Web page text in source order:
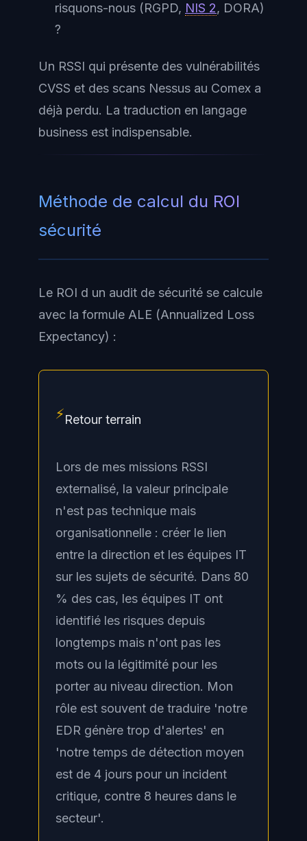
risquons-nous (RGPD, NIS 2, DORA)
?
Un RSSI qui présente des vulnérabilités
CVSS et des scans Nessus au Comex a
déjà perdu. La traduction en langage
business est indispensable.
Méthode de calcul du ROI
sécurité
Le ROI d un audit de sécurité se calcule
avec la formule ALE (Annualized Loss
Expectancy) :
⚡Retour terrain
Lors de mes missions RSSI
externalisé, la valeur principale
n'est pas technique mais
organisationnelle : créer le lien
entre la direction et les équipes IT
sur les sujets de sécurité. Dans 80
% des cas, les équipes IT ont
identifié les risques depuis
longtemps mais n'ont pas les
mots ou la légitimité pour les
porter au niveau direction. Mon
rôle est souvent de traduire 'notre
EDR génère trop d'alertes' en
'notre temps de détection moyen
est de 4 jours pour un incident
critique, contre 8 heures dans le
secteur'.